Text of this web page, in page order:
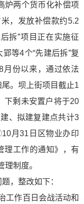
炉两个货币化补偿项
，发放补偿款约5.2
拆”项目正在实施征
等4个“先建后拆”复
份以来，通过依法
。坝上街项目截止1
下剩未安置户将于20
、拟建复建点共计3
月31日区物业办印
理工作的通知》，有
制度。
，整改如下：
工作百日会战活动和